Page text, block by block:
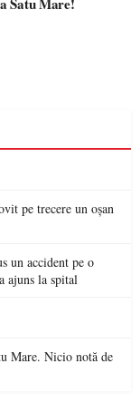
pe trecere un oșan
un accident pe o
ajuns la spital
Mare. Nicio notă de